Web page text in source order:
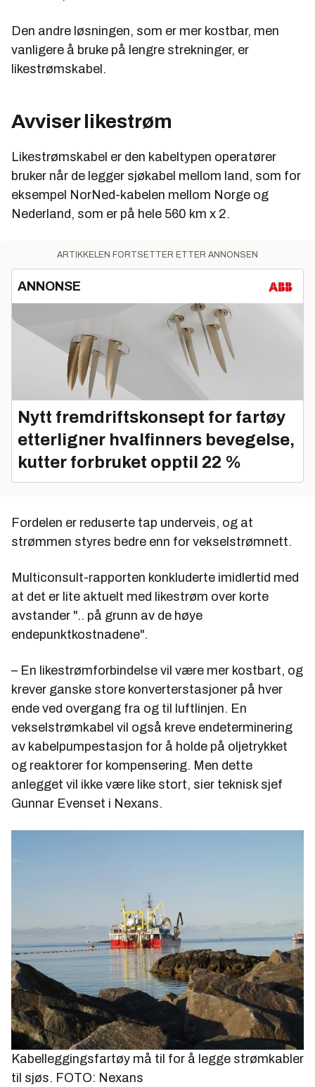
Den andre løsningen, som er mer kostbar, men
vanligere å bruke på lengre strekninger, er
likestrømskabel.
Avviser likestrøm
Likestrømskabel er den kabeltypen operatører
bruker når de legger sjøkabel mellom land, som for
eksempel NorNed-kabelen mellom Norge og
Nederland, som er på hele 560 km x 2.
ARTIKKELEN FORTSETTER ETTER ANNONSEN
ANNONSE
Nytt fremdriftskonsept for fartøy
etterligner hvalfinners bevegelse,
kutter forbruket opptil 22 %
Fordelen er reduserte tap underveis, og at
strømmen styres bedre enn for vekselstrømnett.
Multiconsult-rapporten konkluderte imidlertid med
at det er lite aktuelt med likestrøm over korte
avstander ".. på grunn av de høye
endepunktkostnadene".
– En likestrømforbindelse vil være mer kostbart, og
krever ganske store konverterstasjoner på hver
ende ved overgang fra og til luftlinjen. En
vekselstrømkabel vil også kreve endeterminering
av kabelpumpestasjon for å holde på oljetrykket
og reaktorer for kompensering. Men dette
anlegget vil ikke være like stort, sier teknisk sjef
Gunnar Evenset i Nexans.
Kabelleggingsfartøy må til for å legge strømkabler
til sjøs. FOTO: Nexans